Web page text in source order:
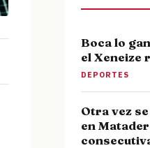
Boca lo
el Xeneize
DEPORTES
Otra vez
en